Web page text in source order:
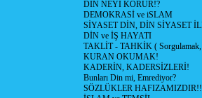
DİN NEYİ KORUR!?
DEMOKRASİ ve iSLAM
SİYASET DİN, DİN SİYASET
DİN ve İŞ HAYATI
TAKLİT - TAHKİK ( Sorgulamak,
KURAN OKUMAK!
KADERİN, KADERSİZLERİ!
Bunları Din mi, Emrediyor?
SÖZLÜKLER HAFIZAMIZDIR!!